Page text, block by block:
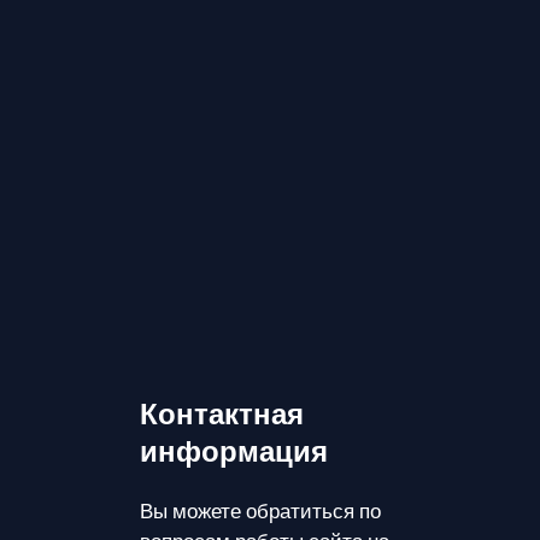
Контактная
информация
Вы можете обратиться по